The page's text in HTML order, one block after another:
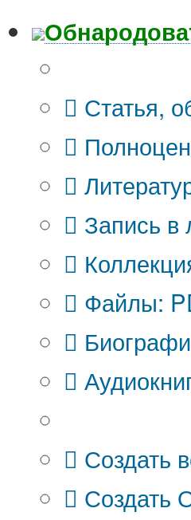
Статья,
Запись в
Файлы:
Создать
Создать